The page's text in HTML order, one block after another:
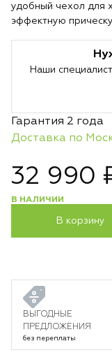
удобный чехол для
эффектную
Наши
Гарантия 2 года
Доставка по
32 990
В НАЛИЧИИ
В корзину
ВЫГОДНЫЕ
ПРЕДЛОЖЕНИЯ
без переплаты